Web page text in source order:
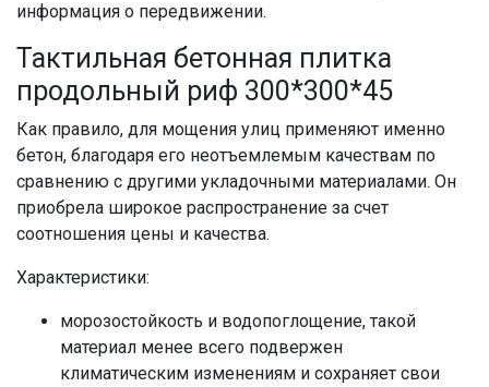
информация о передвижении.
Тактильная бетонная плитка
продольный риф 300*300*45
Как правило, для мощения улиц применяют именно
бетон, благодаря его неотъемлемым качествам по
сравнению с другими укладочными материалами. Он
приобрела широкое распространение за счет
соотношения цены и качества.
Характеристики:
морозостойкость и водопоглощение, такой
материал менее всего подвержен
климатическим изменениям и сохраняет свои